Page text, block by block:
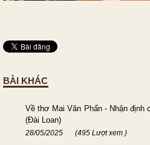
BÀI KHÁC
Về thơ Mai Văn Phấn - Nhận định
(Đài Loan)
28/05/2025 (495 Lượt xem )